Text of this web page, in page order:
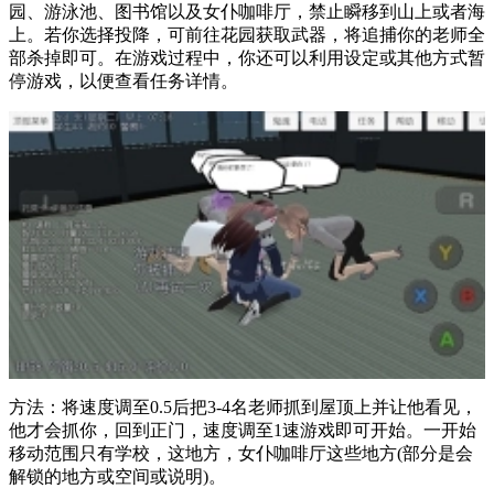
园、游泳池、图书馆以及女仆咖啡厅，禁止瞬移到山上或者海
上。若你选择投降，可前往花园获取武器，将追捕你的老师全
部杀掉即可。在游戏过程中，你还可以利用设定或其他方式暂
停游戏，以便查看任务详情。
方法：将速度调至0.5后把3-4名老师抓到屋顶上并让他看见，
他才会抓你，回到正门，速度调至1速游戏即可开始。一开始
移动范围只有学校，这地方，女仆咖啡厅这些地方(部分是会
解锁的地方或空间或说明)。